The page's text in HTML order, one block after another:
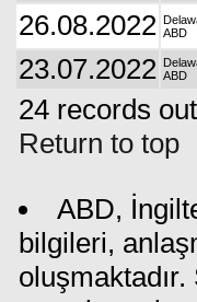
26.08.2022 ABD
23.07.2022 ABD
24 records
Return to top
ABD,
bilgileri,